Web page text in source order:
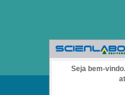
Seja bem-